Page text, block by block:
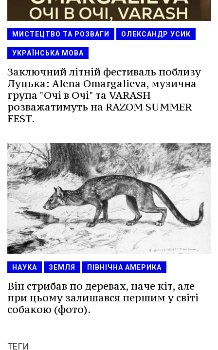
МИСТЕЦТВО ТА РОЗВАГИ ОЛЕКСАНДР УСИК
УКРАЇНСЬКА МОВА
Заключний літній фестиваль поблизу
Луцька: Alena Omargalieva, музична
група "Очі в Очі" та VARASH
розважатимуть на RAZOM SUMMER
FEST.
НАУКА ЗЕМЛЯ ПІВНІЧНА АМЕРИКА
Він стрибав по деревах, наче кіт, але
при цьому залишався першим у світі
собакою (фото).
ТЕГИ